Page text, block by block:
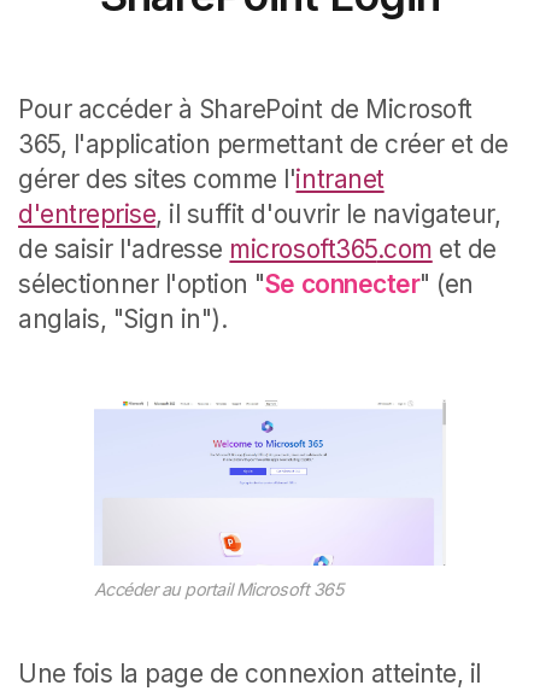
Pour accéder à SharePoint de Microsoft
365, l'application permettant de créer et de
gérer des sites comme l'intranet
d'entreprise, il suffit d'ouvrir le navigateur,
de saisir l'adresse microsoft365.com et de
sélectionner l'option "Se connecter" (en
anglais, "Sign in").
Accéder au portail Microsoft 365
Une fois la page de connexion atteinte, il